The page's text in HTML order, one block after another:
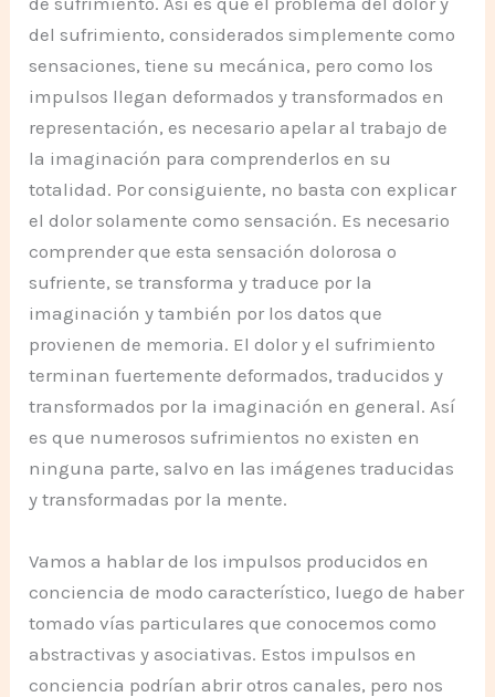
del sufrimiento, considerados simplemente como
sensaciones, tiene su mecánica, pero como los
impulsos llegan deformados y transformados en
representación, es necesario apelar al trabajo de
la imaginación para comprenderlos en su
totalidad. Por consiguiente, no basta con explicar
el dolor solamente como sensación. Es necesario
comprender que esta sensación dolorosa o
sufriente, se transforma y traduce por la
imaginación y también por los datos que
provienen de memoria. El dolor y el sufrimiento
terminan fuertemente deformados, traducidos y
transformados por la imaginación en general. Así
es que numerosos sufrimientos no existen en
ninguna parte, salvo en las imágenes traducidas
y transformadas por la mente.
Vamos a hablar de los impulsos producidos en
conciencia de modo característico, luego de haber
tomado vías particulares que conocemos como
abstractivas y asociativas. Estos impulsos en
conciencia podrían abrir otros canales, pero nos